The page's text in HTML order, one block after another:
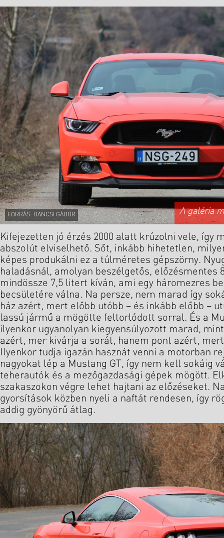
FORRÁS: BANCSI GÁBOR A galéria
Kifejezetten jó érzés 2000 alatt krúzolni vele, így
abszolút elviselhető. Sőt, inkább hihetetlen,
képes produkálni ez a túlméretes gépszörny.
haladásnál, amolyan beszélgetős, előzésmentes
mindössze 7,5 litert kíván, ami egy háromezres
becsületére válna. Na persze, nem marad így
ház azért, mert előbb utóbb – és inkább előbb –
lassú jármű a mögötte feltorlódott sorral. És a
ilyenkor ugyanolyan kiegyensúlyozott marad,
azért, mer kivárja a sorát, hanem pont azért,
Ilyenkor tudja igazán hasznát venni a motorban
nagyokat lép a Mustang GT, így nem kell sokáig
teherautók és a mezőgazdasági gépek mögött.
szakaszokon végre lehet hajtani az előzéseket.
gyorsítások közben nyeli a naftát rendesen, így
addig gyönyörű átlag.